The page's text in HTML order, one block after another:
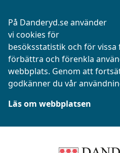
På Danderyd.se använder
vi cookies för
besöksstatistik och för
förbättra och förenkla
webbplats. Genom att
godkänner du vår
Läs om webbplatsen